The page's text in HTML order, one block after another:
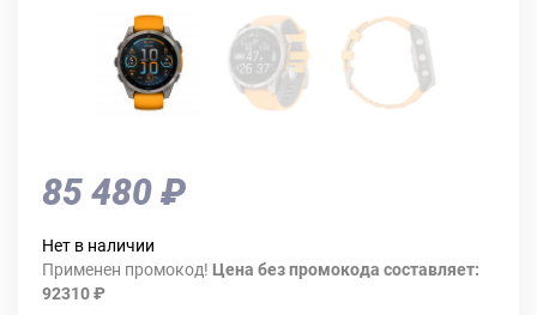
85 480 ₽
Нет в наличии
Применен промокод! Цена без промокода составляет:
92310 ₽